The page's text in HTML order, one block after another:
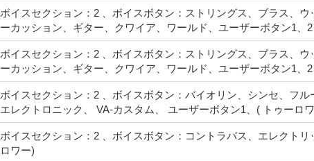
ボイスセクション：2 、ボイスボタン：ストリングス、ブラス、
ーカッション、ギター、クワイア、ワールド、ユーザーボタン1、2
ボイスセクション：2 、ボイスボタン：ストリングス、ブラス、
ーカッション、ギター、クワイア、ワールド、ユーザーボタン1、2
ボイスセクション：2 、ボイスボタン：バイオリン、シンセ、フ
エレクトロニック、 VA-カスタム、 ユーザーボタン1、( トゥーロ
ボイスセクション：2 、ボイスボタン：コントラバス、エレクト
ロワー)